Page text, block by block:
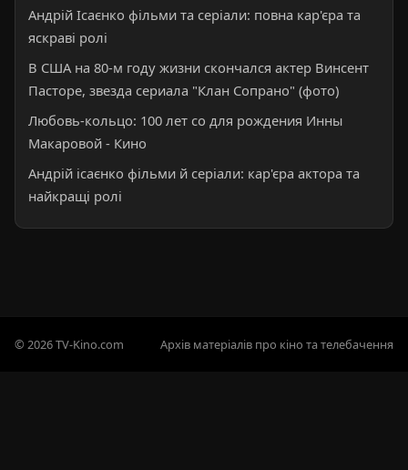
Андрій Ісаєнко фільми та серіали: повна кар'єра та
яскраві ролі
В США на 80-м году жизни скончался актер Винсент
Пасторе, звезда сериала "Клан Сопрано" (фото)
Любовь-кольцо: 100 лет со для рождения Инны
Макаровой - Кино
Андрій ісаєнко фільми й серіали: кар'єра актора та
найкращі ролі
© 2026 TV-Kino.com Архів матеріалів про кіно та телебачення